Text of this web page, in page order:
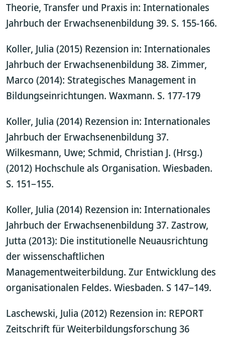
Theorie, Transfer und Praxis in: Internationales
Jahrbuch der Erwachsenenbildung 39. S. 155-166.
Koller, Julia (2015) Rezension in: Internationales
Jahrbuch der Erwachsenenbildung 38. Zimmer,
Marco (2014): Strategisches Management in
Bildungseinrichtungen. Waxmann. S. 177-179
Koller, Julia (2014) Rezension in: Internationales
Jahrbuch der Erwachsenenbildung 37.
Wilkesmann, Uwe; Schmid, Christian J. (Hrsg.)
(2012) Hochschule als Organisation. Wiesbaden.
S. 151–155.
Koller, Julia (2014) Rezension in: Internationales
Jahrbuch der Erwachsenenbildung 37. Zastrow,
Jutta (2013): Die institutionelle Neuausrichtung
der wissenschaftlichen
Managementweiterbildung. Zur Entwicklung des
organisationalen Feldes. Wiesbaden. S 147–149.
Laschewski, Julia (2012) Rezension in: REPORT
Zeitschrift für Weiterbildungsforschung 36